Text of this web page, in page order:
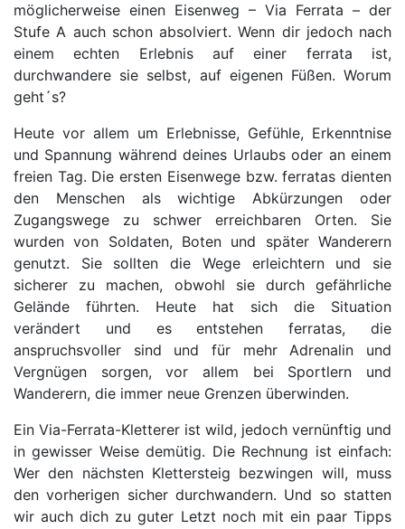
möglicherweise einen Eisenweg – Via Ferrata – der
Stufe A auch schon absolviert. Wenn dir jedoch nach
einem echten Erlebnis auf einer ferrata ist,
durchwandere sie selbst, auf eigenen Füßen. Worum
geht´s?
Heute vor allem um Erlebnisse, Gefühle, Erkenntnise
und Spannung während deines Urlaubs oder an einem
freien Tag. Die ersten Eisenwege bzw. ferratas dienten
den Menschen als wichtige Abkürzungen oder
Zugangswege zu schwer erreichbaren Orten. Sie
wurden von Soldaten, Boten und später Wanderern
genutzt. Sie sollten die Wege erleichtern und sie
sicherer zu machen, obwohl sie durch gefährliche
Gelände führten. Heute hat sich die Situation
verändert und es entstehen ferratas, die
anspruchsvoller sind und für mehr Adrenalin und
Vergnügen sorgen, vor allem bei Sportlern und
Wanderern, die immer neue Grenzen überwinden.
Ein Via-Ferrata-Kletterer ist wild, jedoch vernünftig und
in gewisser Weise demütig. Die Rechnung ist einfach:
Wer den nächsten Klettersteig bezwingen will, muss
den vorherigen sicher durchwandern. Und so statten
wir auch dich zu guter Letzt noch mit ein paar Tipps